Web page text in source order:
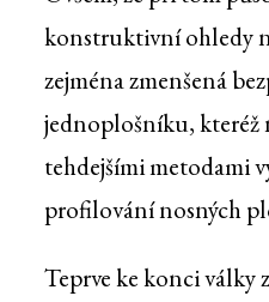
konstruktivní ohledy
zejména zmenšená
jednoplošníku, kteréž
tehdejšími metodami
profilování nosných
Teprve ke konci války